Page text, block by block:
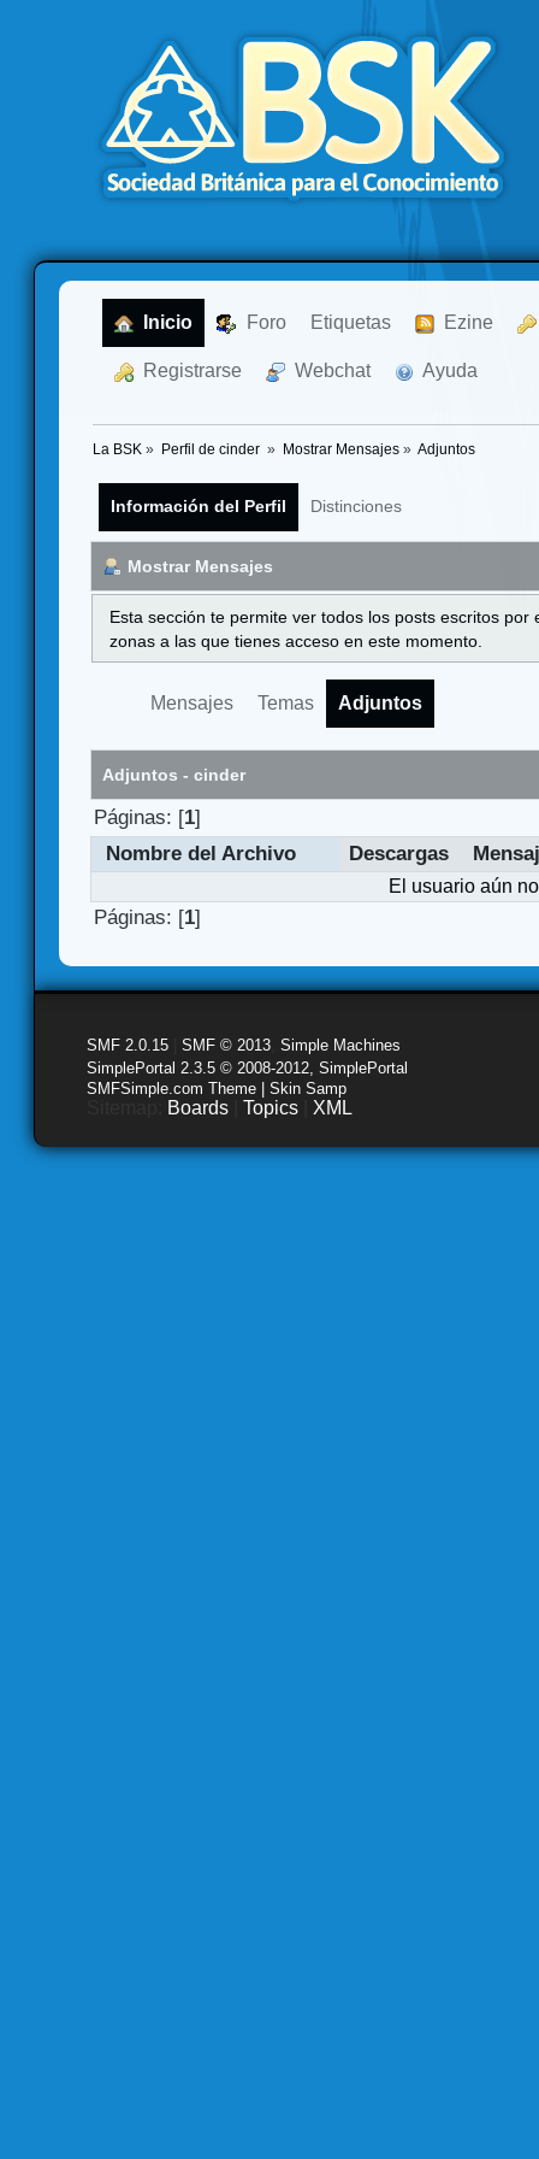
Inicio Foro Etiquetas Ezine
Registrarse Webchat Ayuda
La BSK » Perfil de cinder » Mostrar Mensajes» Adjuntos
Información del Perfil Distinciones
Mostrar Mensajes
Esta sección te permite ver todos los posts escritos
zonas a las que tienes acceso en este momento.
Mensajes Temas Adjuntos
Adjuntos - cinder
Páginas: [1]
Nombre del Archivo
Descargas
El usuario aún
Páginas: [1]
SMF 2.0.15 SMF © 2013 Simple Machines
SimplePortal 2.3.5 © 2008-2012, SimplePortal
SMFSimple.com Theme | Skin Samp
Boards Topics XML